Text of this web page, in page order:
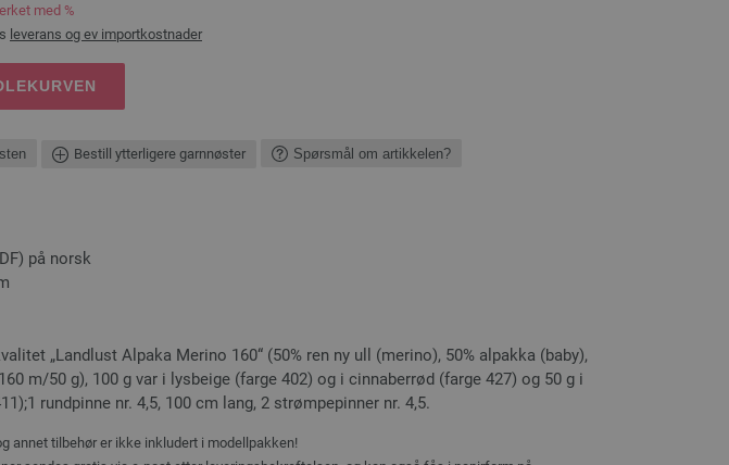
med %
leverans og ev importkostnader
Bestill ytterligere garnnøster Spørsmål om artikkelen?
på norsk
„Landlust Alpaka Merino 160“ (50% ren ny ull (merino), 50% alpakka (baby),
m/50 g), 100 g var i lysbeige (farge 402) og i cinnaberrød (farge 427) og 50 g i
rundpinne nr. 4,5, 100 cm lang, 2 strømpepinner nr. 4,5.
annet tilbehør er ikke inkludert i modellpakken!